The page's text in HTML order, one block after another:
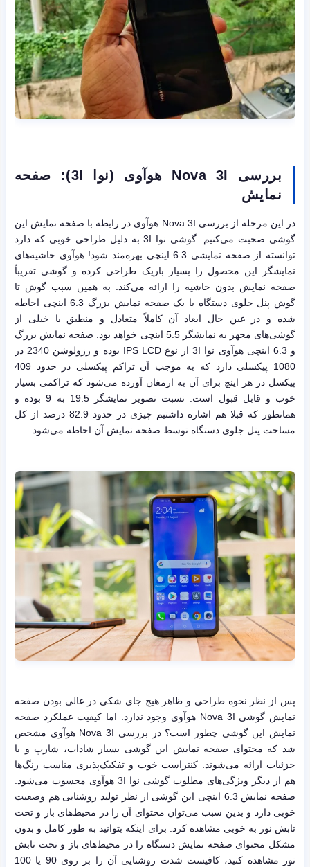
بررسی Nova 3I هوآوی (نوا 3I): صفحه
نمایش
در این مرحله از بررسی Nova 3I هوآوی در رابطه با صفحه نمایش این
گوشی صحبت می‌کنیم. گوشی نوا 3I به دلیل طراحی خوبی که دارد
توانسته از صفحه نمایشی 6.3 اینچی بهره‌مند شود! هوآوی حاشیه‌های
نمایشگر این محصول را بسیار باریک طراحی کرده و گوشی تقریباً
صفحه نمایش بدون حاشیه را ارائه می‌کند. به همین سبب گوش تا
گوش پنل جلوی دستگاه با یک صفحه نمایش بزرگ 6.3 اینچی احاطه
شده و در عین حال ابعاد آن کاملاً متعادل و منطبق با خیلی از
گوشی‌های مجهز به نمایشگر 5.5 اینچی خواهد بود. صفحه نمایش بزرگ
و 6.3 اینچی هوآوی نوا 3I از نوع IPS LCD بوده و رزولوشن 2340 در
1080 پیکسلی دارد که به موجب آن تراکم پیکسلی در حدود 409
پیکسل در هر اینچ برای آن به ارمغان آورده می‌شود که تراکمی بسیار
خوب و قابل قبول است. نسبت تصویر نمایشگر 19.5 به 9 بوده و
همانطور که قبلا هم اشاره داشتیم چیزی در حدود 82.9 درصد از کل
مساحت پنل جلوی دستگاه توسط صفحه نمایش آن احاطه می‌شود.
پس از نظر نحوه طراحی و ظاهر هیچ جای شکی در عالی بودن صفحه
نمایش گوشی Nova 3I هوآوی وجود ندارد. اما کیفیت عملکرد صفحه
نمایش این گوشی چطور است؟ در بررسی Nova 3I هوآوی مشخص
شد که محتوای صفحه نمایش این گوشی بسیار شاداب، شارپ و با
جزئیات ارائه می‌شوند. کنتراست خوب و تفکیک‌پذیری مناسب رنگ‌ها
هم از دیگر ویژگی‌های مطلوب گوشی نوا 3I هوآوی محسوب می‌شود.
صفحه نمایش 6.3 اینچی این گوشی از نظر تولید روشنایی هم وضعیت
خوبی دارد و بدین سبب می‌توان محتوای آن را در محیط‌های باز و تحت
تابش نور به خوبی مشاهده کرد. برای اینکه بتوانید به طور کامل و بدون
مشکل محتوای صفحه نمایش دستگاه را در محیط‌های باز و تحت تابش
نور مشاهده کنید، کافیست شدت روشنایی آن را بر روی 90 یا 100